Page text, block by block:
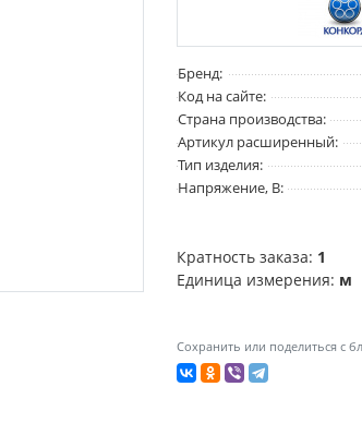
Бренд:
Код на сайте:
Страна производства:
Артикул расширенный:
Тип изделия:
Напряжение, В:
Кратность заказа: 1
Единица измерения: м
Сохранить или поделиться с